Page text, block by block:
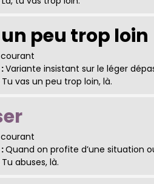
peu trop loin
courant
Variante insistant sur le léger
Tu vas un peu trop loin, là.
courant
Quand on profite d’une situation
Tu abuses, là.